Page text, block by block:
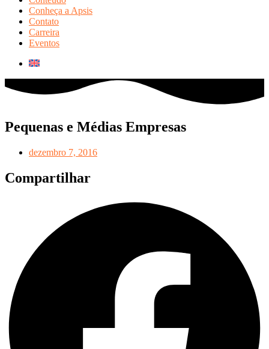
Conheça a Apsis
Contato
Carreira
Eventos
Pequenas e Médias Empresas
dezembro 7, 2016
Compartilhar